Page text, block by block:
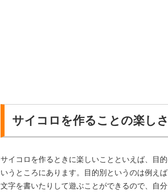
サイコロを作ることの楽しさ
サイコロを作るときに楽しいことといえば、目
いうところにあります。目的別というのは例え
文字を書いたりして遊ぶことができるので、自